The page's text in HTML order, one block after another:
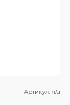
Артикул: n/a